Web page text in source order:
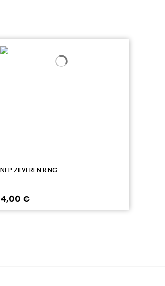
NEP ZILVEREN RING
4,00 €